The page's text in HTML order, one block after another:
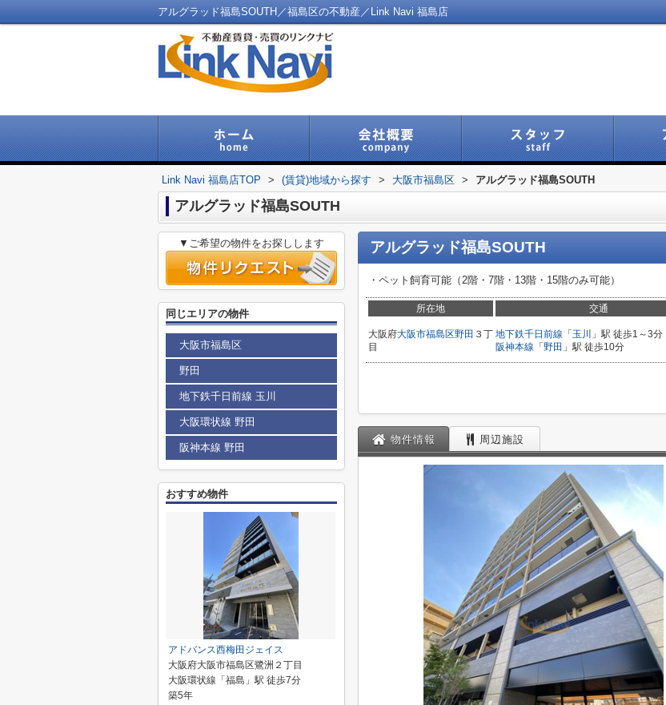
アルグラッド福島SOUTH／福島区の不動産／Link Navi 福島店
Link Navi 福島店TOP > (賃貸)地域から探す > 大阪市福島区 > アルグラッド福島SOUTH
アルグラッド福島SOUTH
アルグラッド福島SOUTH
・ペット飼育可能（2階・7階・13階・15階のみ可能）
所在地 交通
大阪府大阪市福島区野田 ３丁
目
地下鉄千日前線 「 玉川
」駅 徒歩1～3分
阪神本線 「 野田 」駅 徒歩10分
物件情報 周辺施設
▼ご希望の物件をお探しします
同じエリアの物件
大阪市福島区
野田
地下鉄千日前線 玉川
大阪環状線 野田
阪神本線 野田
おすすめ物件
アドバンス西梅田ジェイス
大阪府大阪市福島区鷺洲２丁目
大阪環状線「福島」駅 徒歩7分
築5年